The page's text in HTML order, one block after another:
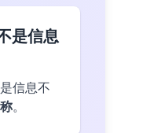
是信息
信息不
。